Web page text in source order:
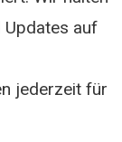
Updates auf
jederzeit für